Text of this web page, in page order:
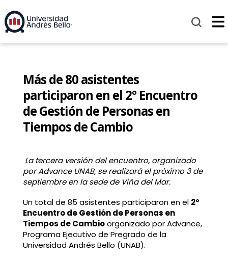
Más de 80 asistentes
participaron en el 2° Encuentro
de Gestión de Personas en
Tiempos de Cambio
La tercera versión del encuentro, organizado
por Advance UNAB, se realizará el próximo 3 de
septiembre en la sede de Viña del Mar.
Un total de 85 asistentes participaron en el 2°
Encuentro de Gestión de Personas en
Tiempos de Cambioorganizado porAdvance,
Programa Ejecutivo de Pregrado de la
Universidad Andrés Bello (UNAB).